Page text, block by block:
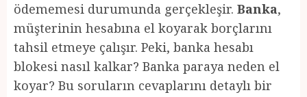
ödememesi durumunda gerçekleşir. Banka,
müşterinin hesabına el koyarak borçlarını
tahsil etmeye çalışır. Peki, banka hesabı
blokesi nasıl kalkar? Banka paraya neden el
koyar? Bu soruların cevaplarını detaylı bir